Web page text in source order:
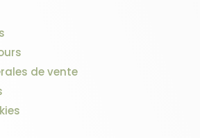
de vente